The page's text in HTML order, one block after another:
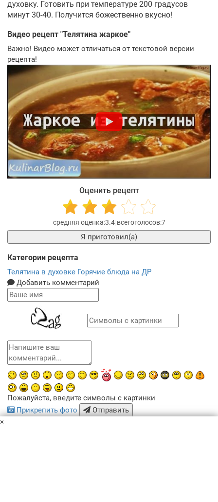
духовку. Готовить при температуре 200 градусов
минут 30-40. Получится божественно вкусно!
Видео рецепт "Телятина жаркое"
Важно! Видео может отличаться от текстовой версии
рецепта!
Оценить рецепт
3.4 7
Я приготовил(а)
Категории рецепта
Телятина в духовке Горячие блюда на ДР
Добавить комментарий
Пожалуйста, введите символы с картинки
Прикрепить фото
Отправить
×